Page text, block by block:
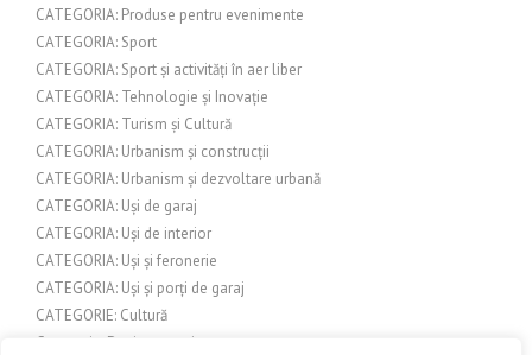
CATEGORIA: Produse pentru evenimente
CATEGORIA: Sport
CATEGORIA: Sport și activități în aer liber
CATEGORIA: Tehnologie și Inovație
CATEGORIA: Turism și Cultură
CATEGORIA: Urbanism și construcții
CATEGORIA: Urbanism și dezvoltare urbană
CATEGORIA: Uși de garaj
CATEGORIA: Uși de interior
CATEGORIA: Uși și feronerie
CATEGORIA: Uși și porți de garaj
CATEGORIE: Cultură
Categorie: Design exterior